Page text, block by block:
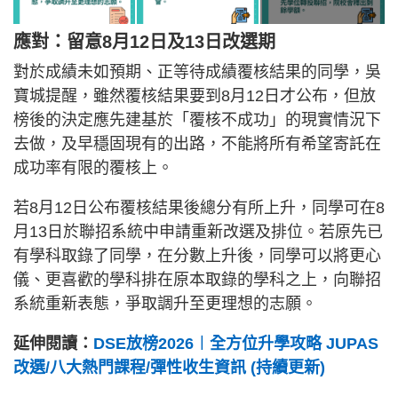
應對：留意8月12日及13日改選期
對於成績未如預期、正等待成績覆核結果的同學，吳
寶城提醒，雖然覆核結果要到8月12日才公布，但放
榜後的決定應先建基於「覆核不成功」的現實情況下
去做，及早穩固現有的出路，不能將所有希望寄託在
成功率有限的覆核上。
若8月12日公布覆核結果後總分有所上升，同學可在8
月13日於聯招系統中申請重新改選及排位。若原先已
有學科取錄了同學，在分數上升後，同學可以將更心
儀、更喜歡的學科排在原本取錄的學科之上，向聯招
系統重新表態，爭取調升至更理想的志願。
延伸閱讀： DSE放榜2026︱全方位升學攻略 JUPAS
改選/八大熱門課程/彈性收生資訊 (持續更新)